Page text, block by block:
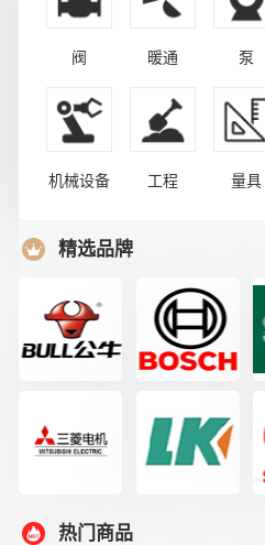
阀 暖通 泵
机械设备 工程 量具
精选品牌
热门商品